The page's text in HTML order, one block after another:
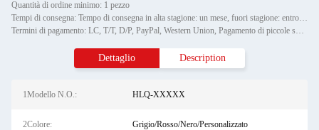
Quantità di ordine minimo: 1 pezzo
Tempi di consegna: Tempo di consegna in alta stagione: un mese, fuori stagione: entro 15 giorni lavorativi
Termini di pagamento: LC, T/T, D/P, PayPal, Western Union, Pagamento di piccole somme,
Dettaglio Description
1Modello N.O.: HLQ-XXXXX
2Colore: Grigio/Rosso/Nero/Personalizzato